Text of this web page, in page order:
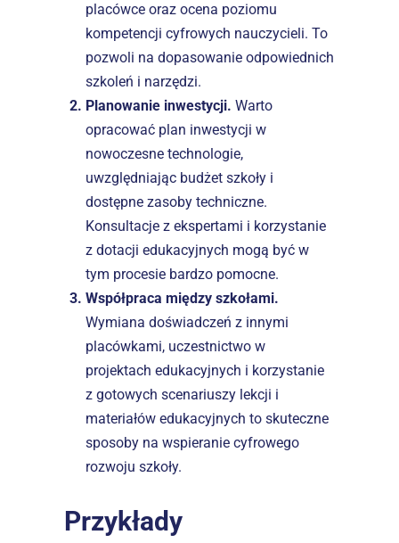
placówce oraz ocena poziomu
kompetencji cyfrowych nauczycieli. To
pozwoli na dopasowanie odpowiednich
szkoleń i narzędzi.
Planowanie inwestycji. Warto
opracować plan inwestycji w
nowoczesne technologie,
uwzględniając budżet szkoły i
dostępne zasoby techniczne.
Konsultacje z ekspertami i korzystanie
z dotacji edukacyjnych mogą być w
tym procesie bardzo pomocne.
Wymiana doświadczeń z innymi
placówkami, uczestnictwo w
projektach edukacyjnych i korzystanie
z gotowych scenariuszy lekcji i
materiałów edukacyjnych to skuteczne
sposoby na wspieranie cyfrowego
rozwoju szkoły.
Przykłady